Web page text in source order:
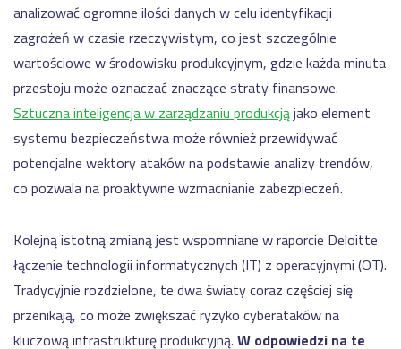
analizować ogromne ilości danych w celu identyfikacji
zagrożeń w czasie rzeczywistym, co jest szczególnie
wartościowe w środowisku produkcyjnym, gdzie każda minuta
przestoju może oznaczać znaczące straty finansowe.
Sztuczna inteligencja w zarządzaniu produkcjąjako element
systemu bezpieczeństwa może również przewidywać
potencjalne wektory ataków na podstawie analizy trendów,
co pozwala na proaktywne wzmacnianie zabezpieczeń.
Kolejną istotną zmianą jest wspomniane w raporcie Deloitte
łączenie technologii informatycznych (IT) z operacyjnymi (OT).
Tradycyjnie rozdzielone, te dwa światy coraz częściej się
przenikają, co może zwiększać ryzyko cyberataków na
kluczową infrastrukturę produkcyjną. W odpowiedzi na te